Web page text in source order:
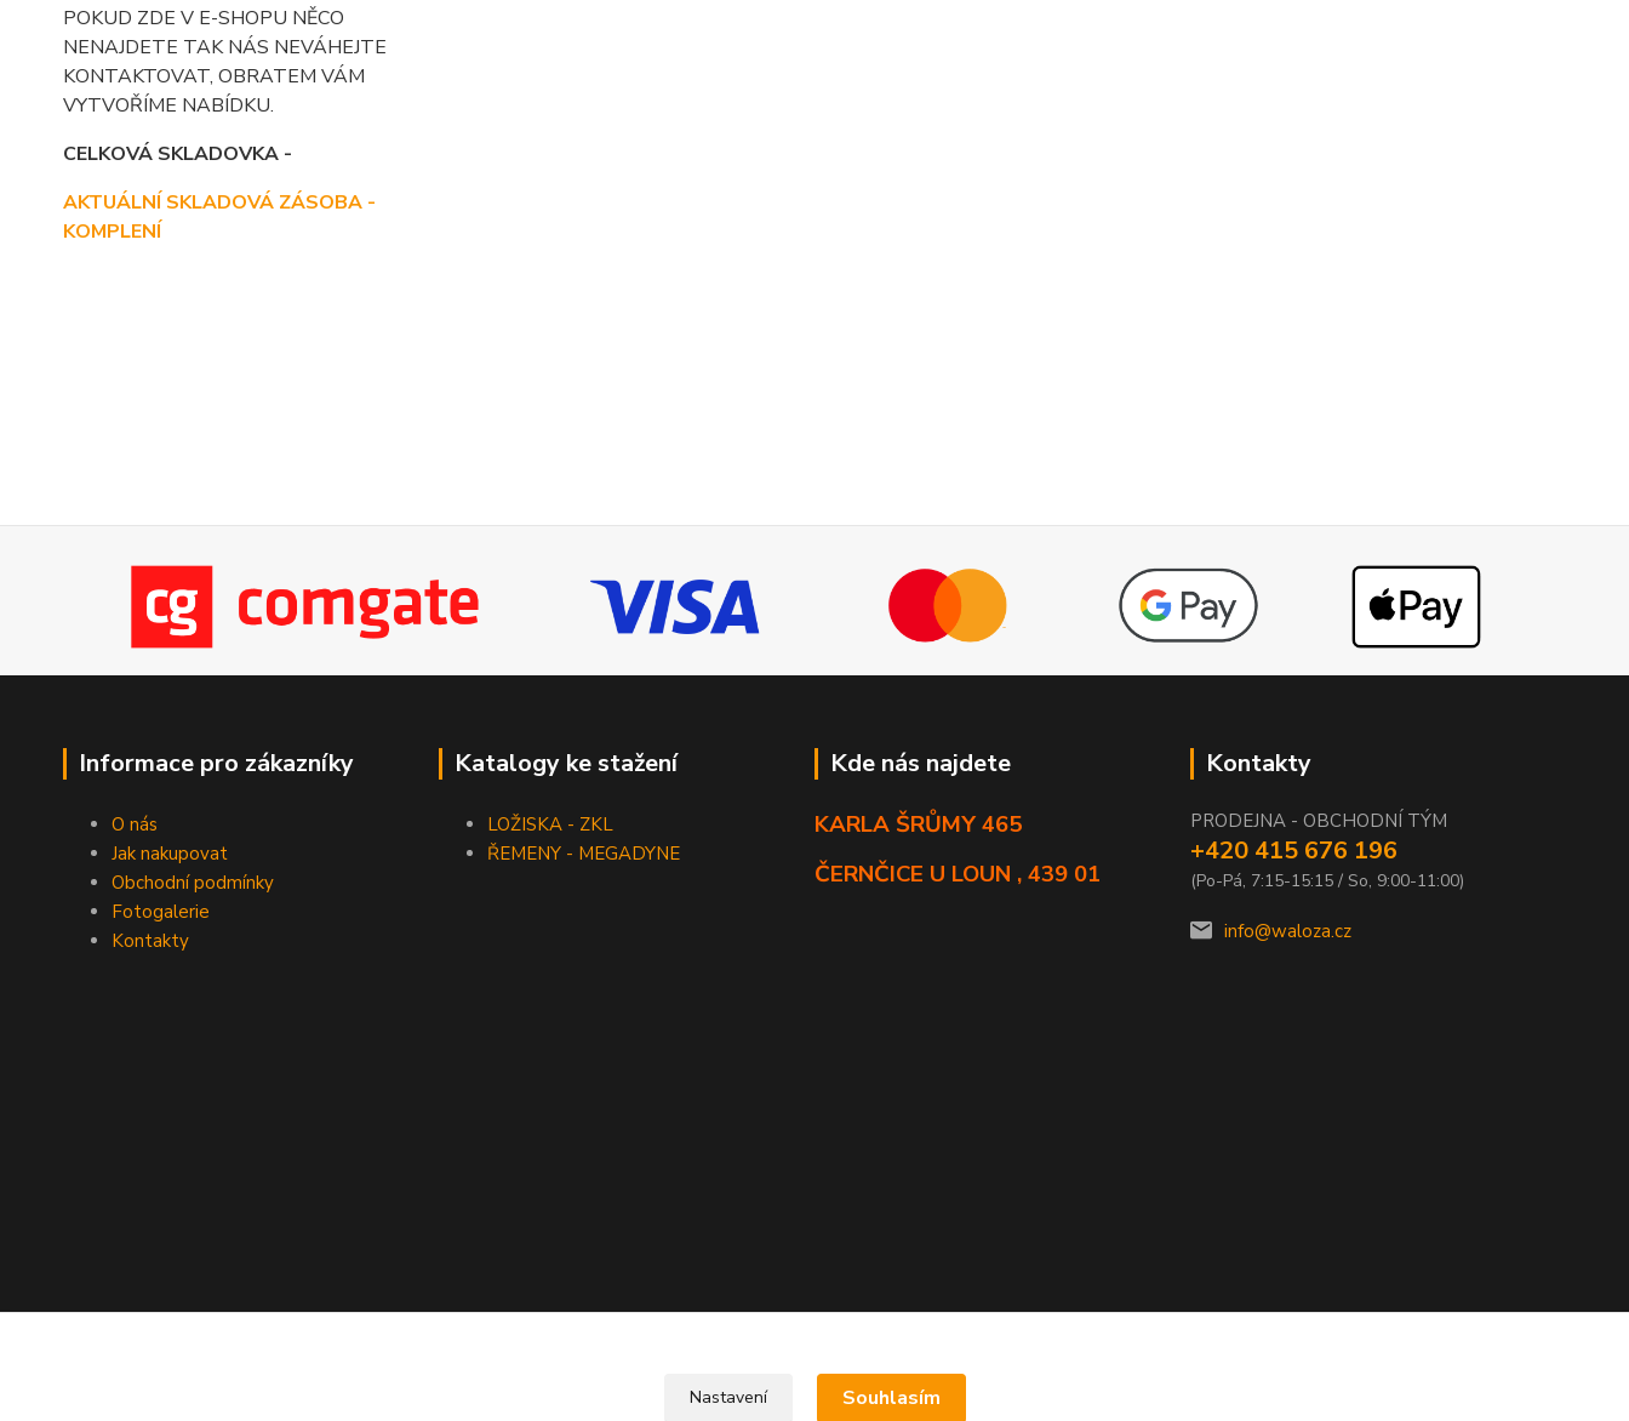
POKUD ZDE V E-SHOPU NĚCO
NENAJDETE TAK NÁS NEVÁHEJTE
KONTAKTOVAT, OBRATEM VÁM
VYTVOŘÍME NABÍDKU.
CELKOVÁ SKLADOVKA -
AKTUÁLNÍ SKLADOVÁ ZÁSOBA -
KOMPLENÍ
Informace pro zákazníky
O nás
Jak nakupovat
Obchodní podmínky
Fotogalerie
Kontakty
Katalogy ke stažení
LOŽISKA - ZKL
ŘEMENY - MEGADYNE
Kde nás najdete
KARLA ŠRŮMY 465
ČERNČICE U LOUN , 439 01
Kontakty
PRODEJNA - OBCHODNÍ TÝM
+420 415 676 196
(Po-Pá, 7:15-15:15 / So, 9:00-11:00)
info@waloza.cz
Nastavení Souhlasím